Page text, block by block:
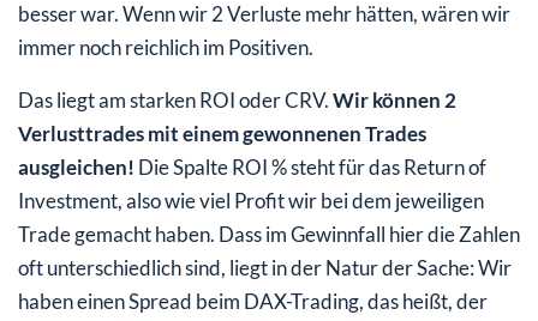
besser war. Wenn wir 2 Verluste mehr hätten, wären wir
immer noch reichlich im Positiven.
Das liegt am starken ROI oder CRV.Wir können 2
Verlusttrades mit einem gewonnenen Trades
ausgleichen! Die Spalte ROI % steht für das Return of
Investment, also wie viel Profit wir bei dem jeweiligen
Trade gemacht haben. Dass im Gewinnfall hier die Zahlen
oft unterschiedlich sind, liegt in der Natur der Sache: Wir
haben einen Spread beim DAX-Trading, das heißt, der